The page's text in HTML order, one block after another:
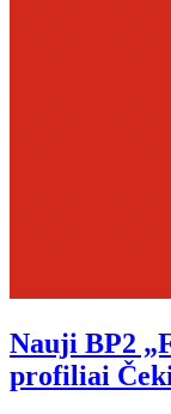
Nauji BP2
profiliai